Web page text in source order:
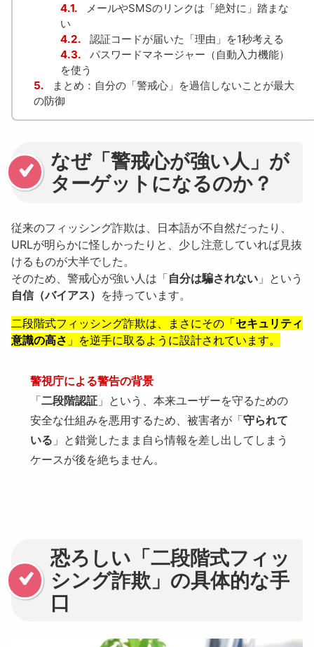
4.1.
メールやSMSのリンクは「絶対に」踏まな
い
4.2.
認証コードが届いた「理由」を1秒考える
4.3.
パスワードマネージャー（自動入力機能）
を使う
5.
まとめ：自分の「警戒心」を過信しないことが最大
の防御
なぜ「警戒心が強い人」が
ターゲットになるのか？
従来のフィッシング詐欺は、日本語が不自然だったり、
URLが明らかに怪しかったりと、少し注意していれば見抜
けるものが大半でした。
そのため、警戒心が強い人は「自分は騙されない 」という
自信（バイアス） を持っています。
二段階式フィッシング詐欺は、まさにその「セキュリティ
意識の高さ 」を逆手に取るように設計されています。
警視庁による警告の背景
「二段階認証」という、本来ユーザーを守るための
安全な仕組みを悪用するため、被害者が「守られて
いる 」と錯覚したまま自ら情報を差し出してしまう
ケースが後を絶ちません。
恐ろしい「二段階式フィッ
シング詐欺」の具体的な手
口